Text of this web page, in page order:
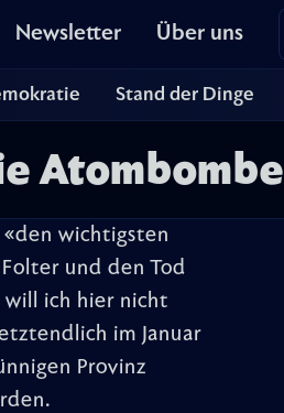
Newsletter Über uns
Stand der Dinge
Atombombe
wichtigsten
und den Tod
will ich hier nicht
im Januar
Provinz